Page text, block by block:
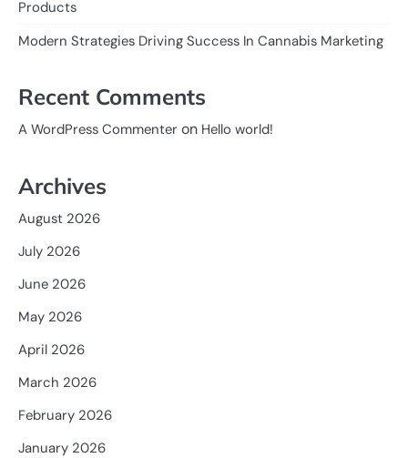
Products
Modern Strategies Driving Success In Cannabis Marketing
Recent Comments
A WordPress Commenter on Hello world!
Archives
August 2026
July 2026
June 2026
May 2026
April 2026
March 2026
February 2026
January 2026